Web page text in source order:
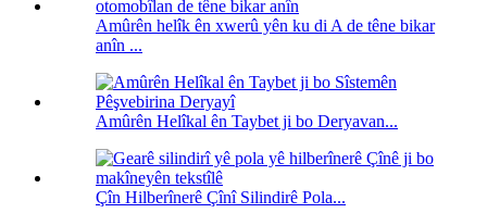
Amûrên helîk ên xwerû yên ku di A de têne bikar
anîn ...
Amûrên Helîkal ên Taybet ji bo Deryavan...
Çîn Hilberînerê Çînî Silindirê Pola...